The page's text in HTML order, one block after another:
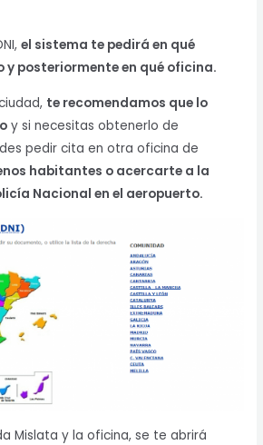
el sistema te pedirá en qué
posteriormente en qué oficina.
te recomendamos que lo
y si necesitas obtenerlo de
pedir cita en otra oficina de
habitantes o acercarte a la
Nacional en el aeropuerto.
Mislata y la oficina, se te abrirá